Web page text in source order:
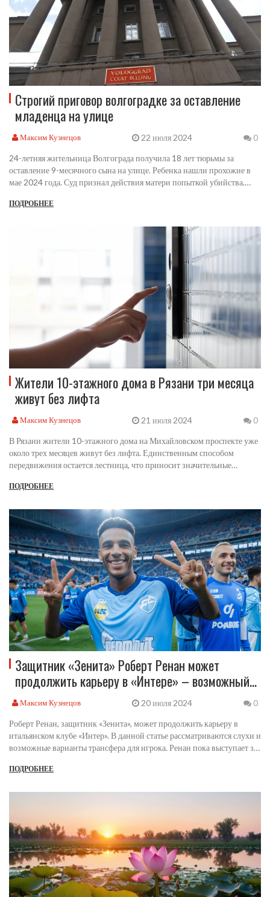
Строгий приговор волгоградке за оставление
младенца на улице
Максим Кузнецов 22 июля 2024 0
24-летняя жительница Волгограда получила 18 лет тюрьмы за
оставление 9-месячного сына на улице. Ребенка нашли прохожие в
мае 2024 года. Суд признал действия матери попыткой убийства.
ПОДРОБНЕЕ
Жители 10-этажного дома в Рязани три месяца
живут без лифта
Максим Кузнецов 21 июля 2024 0
В Рязани жители 10-этажного дома на Михайловском проспекте уже
около трех месяцев живут без лифта. Единственным способом
передвижения остается лестница, что приносит значительные
спускаться по лестницам каждый день.
ПОДРОБНЕЕ
Защитник «Зенита» Роберт Ренан может
продолжить карьеру в «Интере» – возможный
трансфер
Максим Кузнецов 20 июля 2024 0
Роберт Ренан, защитник «Зенита», может продолжить карьеру в
итальянском клубе «Интер». В данной статье рассматриваются слухи и
возможные варианты трансфера для игрока. Ренан пока выступает за
итальянского клуба.
ПОДРОБНЕЕ